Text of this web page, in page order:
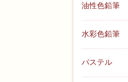
油性色鉛筆
水彩色鉛筆
パステル